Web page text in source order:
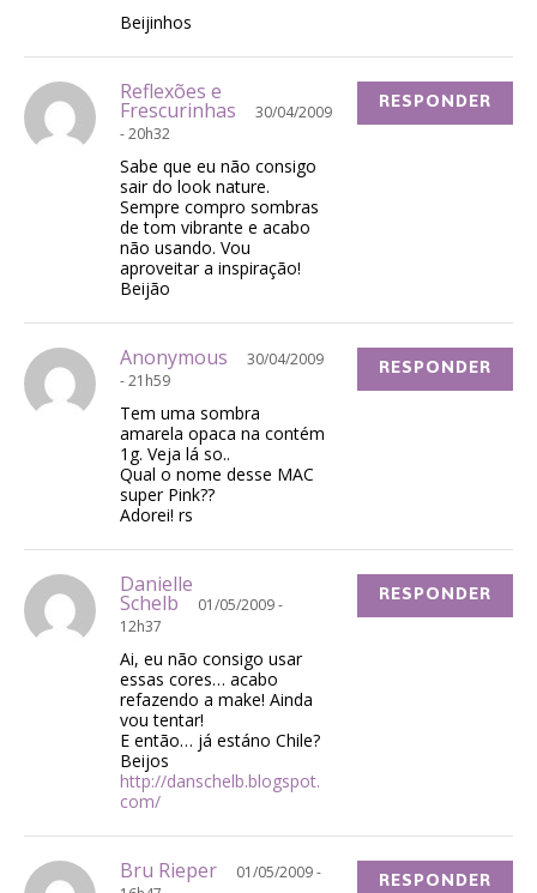
Beijinhos
Reflexões e
Frescurinhas
30/04/2009
- 20h32
Sabe que eu não consigo
sair do look nature.
Sempre compro sombras
de tom vibrante e acabo
não usando. Vou
aproveitar a inspiração!
Beijão
RESPONDER
Anonymous
30/04/2009
- 21h59
Tem uma sombra
amarela opaca na contém
1g. Veja lá so..
Qual o nome desse MAC
super Pink??
Adorei! rs
RESPONDER
Danielle
Schelb
01/05/2009 -
12h37
Ai, eu não consigo usar
essas cores… acabo
refazendo a make! Ainda
vou tentar!
E então… já estáno Chile?
Beijos
http://danschelb.blogspot.
com/
RESPONDER
Bru Rieper
01/05/2009 -
RESPONDER